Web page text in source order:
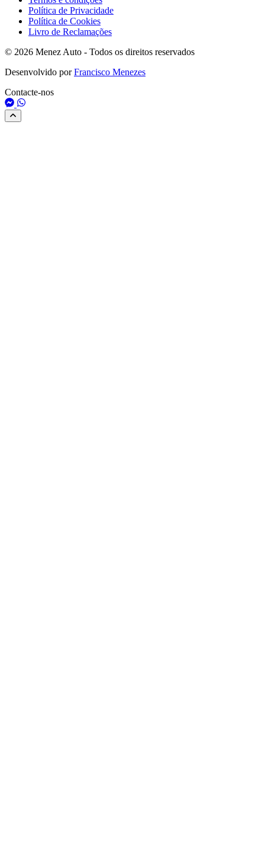
Política de Privacidade
Política de Cookies
Livro de Reclamações
© 2026 Menez Auto - Todos os direitos reservados
Desenvolvido porFrancisco Menezes
Contacte-nos